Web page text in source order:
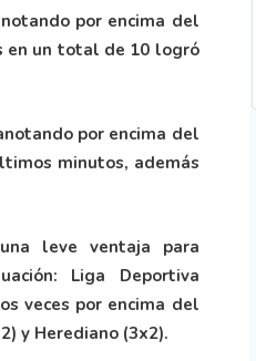
por encima del
en un total de 10 logró
por encima del
minutos, además
leve ventaja para
Liga Deportiva
veces por encima del
y Herediano (3x2).